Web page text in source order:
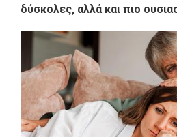
δύσκολες, αλλά και πιο